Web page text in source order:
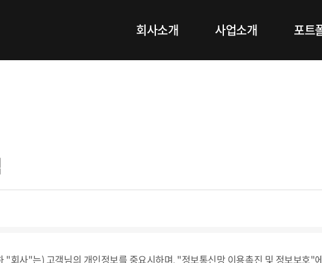
회사소개 사업소개 포트
"회사"는) 고객님의 개인정보를 중요시하며, "정보통신망 이용촉진 및 정보보호"